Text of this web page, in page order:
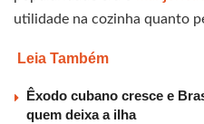
utilidade na cozinha quanto
Leia Também
Êxodo cubano cresce e
quem deixa a ilha